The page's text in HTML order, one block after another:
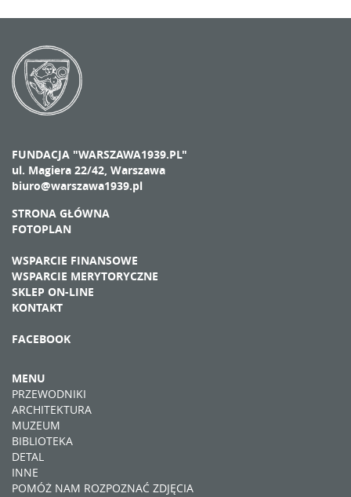
FUNDACJA "WARSZAWA1939.PL"
ul. Magiera 22/42, Warszawa
biuro@warszawa1939.pl
STRONA GŁÓWNA
FOTOPLAN
WSPARCIE FINANSOWE
WSPARCIE MERYTORYCZNE
SKLEP ON-LINE
KONTAKT
FACEBOOK
MENU
PRZEWODNIKI
ARCHITEKTURA
MUZEUM
BIBLIOTEKA
DETAL
INNE
POMÓŻ NAM ROZPOZNAĆ ZDJĘCIA